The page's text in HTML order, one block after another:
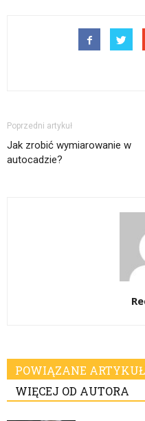
Poprzedni artykuł
Jak zrobić wymiarowanie w
autocadzie?
POWIĄZANE
WIĘCEJ OD AUTORA